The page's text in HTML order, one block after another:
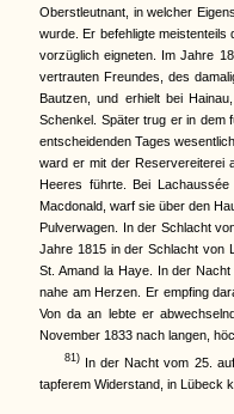
Oberstleutnant, in welcher
wurde. Er befehligte meistenteils
vorzüglich eigneten. Im Jahre
vertrauten Freundes, des
Bautzen, und erhielt bei
Schenkel. Später trug er in dem
entscheidenden Tages
ward er mit der Reservereiterei
Heeres führte. Bei
Macdonald, warf sie über den
Pulverwagen. In der Schlacht
Jahre 1815 in der Schlacht von
St. Amand la Haye. In der
nahe am Herzen. Er empfing
Von da an lebte er
November 1833 nach langen,
81) In der Nacht vom 25.
tapferem Widerstand, in Lübeck